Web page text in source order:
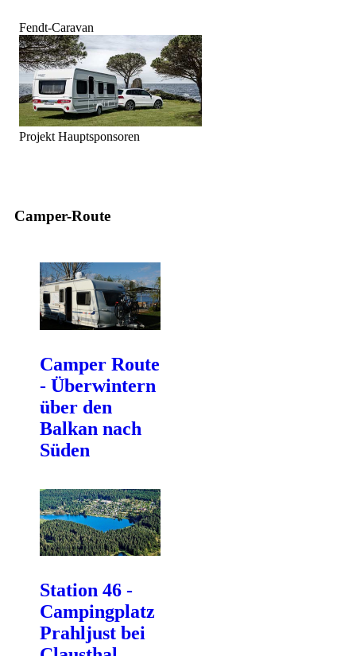
Fendt-Caravan
Projekt Hauptsponsoren
Camper-Route
Camper Route
- Überwintern
über den
Balkan nach
Süden
Station 46 -
Campingplatz
Prahljust bei